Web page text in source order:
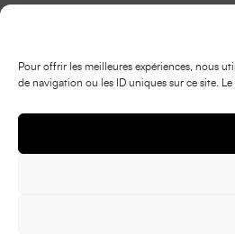
Pour offrir les meilleures expériences, nous
de navigation ou les ID uniques sur ce site.